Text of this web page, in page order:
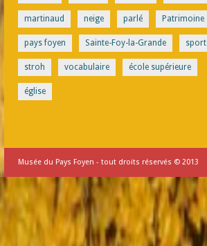
martinaud neige parlé Patrimoine
pays foyen Sainte-Foy-la-Grande sport
stroh vocabulaire école supérieure
église
Musée du Pays Foyen - tout droits réservés © 2013